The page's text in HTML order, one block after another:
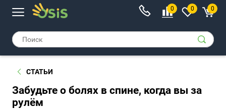
0 0 0
СТАТЬИ
Забудьте о болях в спине, когда вы за
рулём